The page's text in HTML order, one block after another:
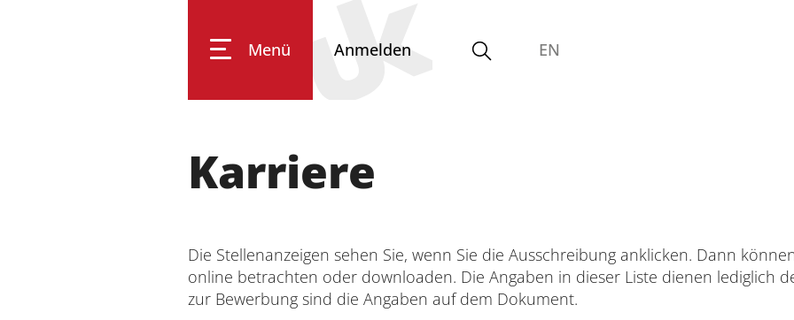
Menü
Forschung
Studium
Interdisziplinäres Forschungs-,
Graduiertenförderungs- und
Anmelden EN
Karriere
Die Stellenanzeigen sehen Sie, wenn Sie die Ausschreibung anklicken. Dann
online betrachten oder downloaden. Die Angaben in dieser Liste dienen lediglich
zur Bewerbung sind die Angaben auf dem Dokument.